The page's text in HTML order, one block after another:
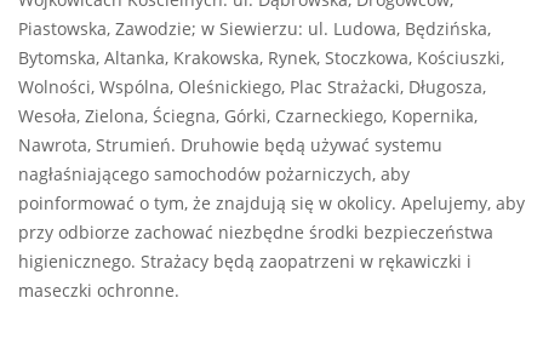
Piastowska, Zawodzie; w Siewierzu: ul. Ludowa, Będzińska,
Bytomska, Altanka, Krakowska, Rynek, Stoczkowa, Kościuszki,
Wolności, Wspólna, Oleśnickiego, Plac Strażacki, Długosza,
Wesoła, Zielona, Ściegna, Górki, Czarneckiego, Kopernika,
Nawrota, Strumień. Druhowie będą używać systemu
nagłaśniającego samochodów pożarniczych, aby
poinformować o tym, że znajdują się w okolicy. Apelujemy, aby
przy odbiorze zachować niezbędne środki bezpieczeństwa
higienicznego. Strażacy będą zaopatrzeni w rękawiczki i
maseczki ochronne.